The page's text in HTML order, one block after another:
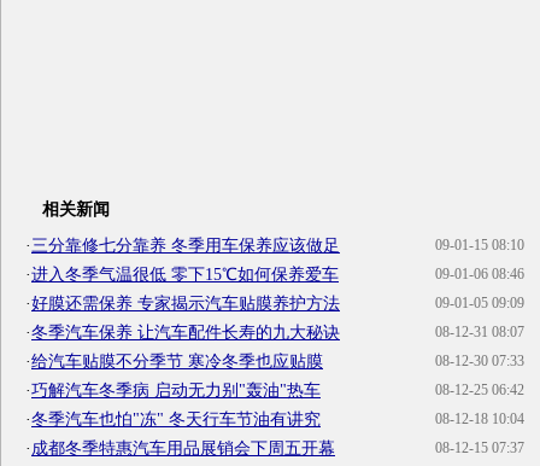
相关新闻
09-01-15 08:10
·三分靠修七分靠养 冬季用车保养应该做足
09-01-06 08:46
·进入冬季气温很低 零下15℃如何保养爱车
09-01-05 09:09
·好膜还需保养 专家揭示汽车贴膜养护方法
08-12-31 08:07
·冬季汽车保养 让汽车配件长寿的九大秘诀
08-12-30 07:33
·给汽车贴膜不分季节 寒冷冬季也应贴膜
08-12-25 06:42
·巧解汽车冬季病 启动无力别"轰油"热车
08-12-18 10:04
·冬季汽车也怕"冻" 冬天行车节油有讲究
08-12-15 07:37
·成都冬季特惠汽车用品展销会下周五开幕